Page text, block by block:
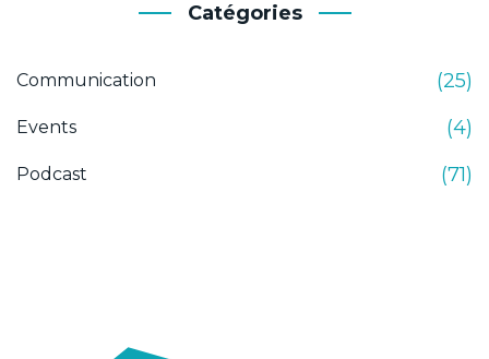
Catégories
Communication (25)
Events (4)
Podcast (71)